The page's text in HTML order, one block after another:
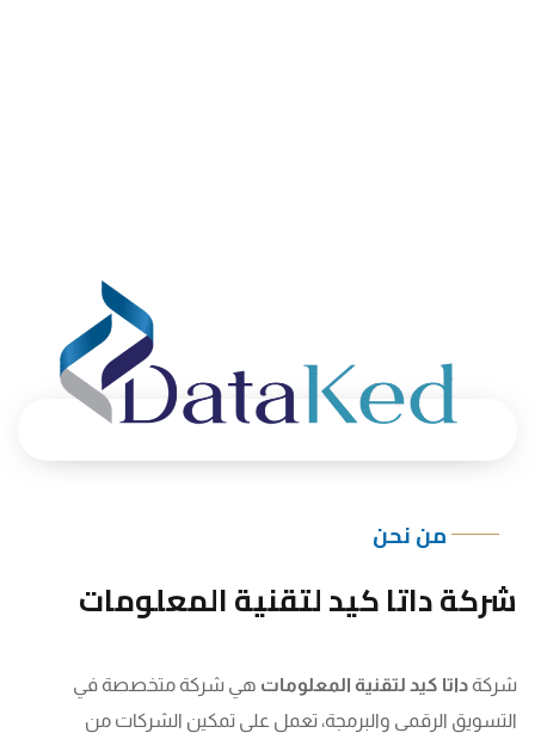
من نحن
شركة داتا كيد لتقنية المعلومات
شركة داتا كيد لتقنية المعلومات هي شركة متخصصة في
التسويق الرقمي والبرمجة، تعمل على تمكين الشركات من